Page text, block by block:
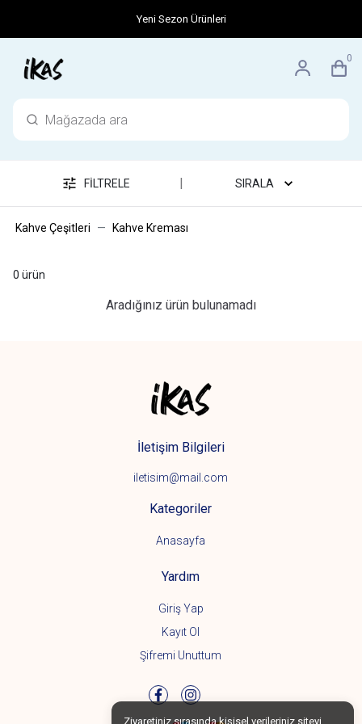
Yeni Sezon Ürünleri
0
Ziyaretiniz sırasında kişisel verileriniz siteyi
FİLTRELE | SIRALA
Kahve Çeşitleri Kahve Kreması
0 ürün
Aradığınız ürün bulunamadı
Kategoriler
Anasayfa
İletişim Bilgileri
iletisim@mail.com
Yardım
Giriş Yap
Kayıt Ol
Şifremi Unuttum